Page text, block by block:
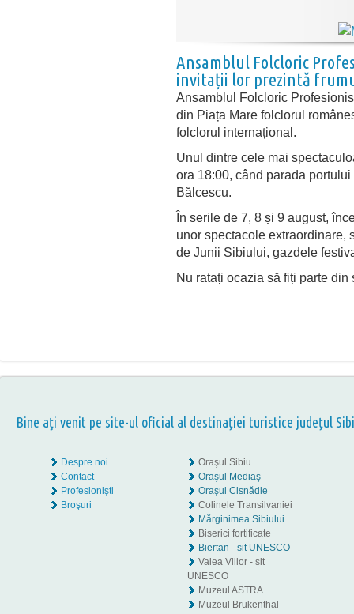
Ansamblul Folcloric
invitații lor prezintă
Ansamblul Folcloric
din Piața Mare folclorul
folclorul internațional.
Unul dintre cele mai
ora 18:00, când parada
Bălcescu.
În serile de 7, 8 și 9 august,
unor spectacole extraordinare,
de Junii Sibiului, gazdele
Nu ratați ocazia să fiți parte
Bine aţi venit pe site-ul oficial al destinației turistice județul
Despre noi
Contact
Profesionişti
Broşuri
Oraşul Sibiu
Oraşul Mediaş
Oraşul Cisnădie
Colinele Transilvaniei
Mărginimea Sibiului
Biserici fortificate
Biertan - sit UNESCO
Valea Viilor - sit
UNESCO
Muzeul ASTRA
Muzeul Brukenthal